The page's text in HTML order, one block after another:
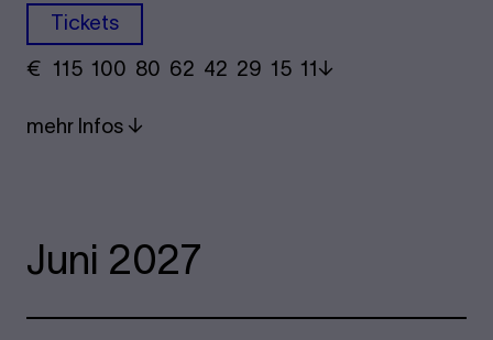
Tickets
€ ​ 115 100 80​ 62 42 29​ 15 11
mehr Infos
Juni 2027